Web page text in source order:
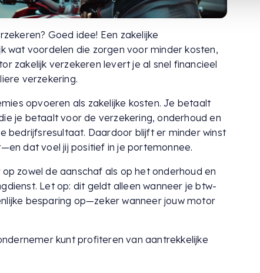
Goed idee! Een zakelijke
wat voordelen die zorgen voor minder kosten,
zakelijk verzekeren levert je al snel financieel
verzekering.
opvoeren als zakelijke kosten. Je betaalt
je betaalt voor de verzekering, onderhoud en
bedrijfsresultaat. Daardoor blijft er minder winst
dat voel jij positief in je portemonnee.
zowel de aanschaf als op het onderhoud en
Let op: dit geldt alleen wanneer je btw-
besparing op—zeker wanneer jouw motor
kunt profiteren van aantrekkelijke